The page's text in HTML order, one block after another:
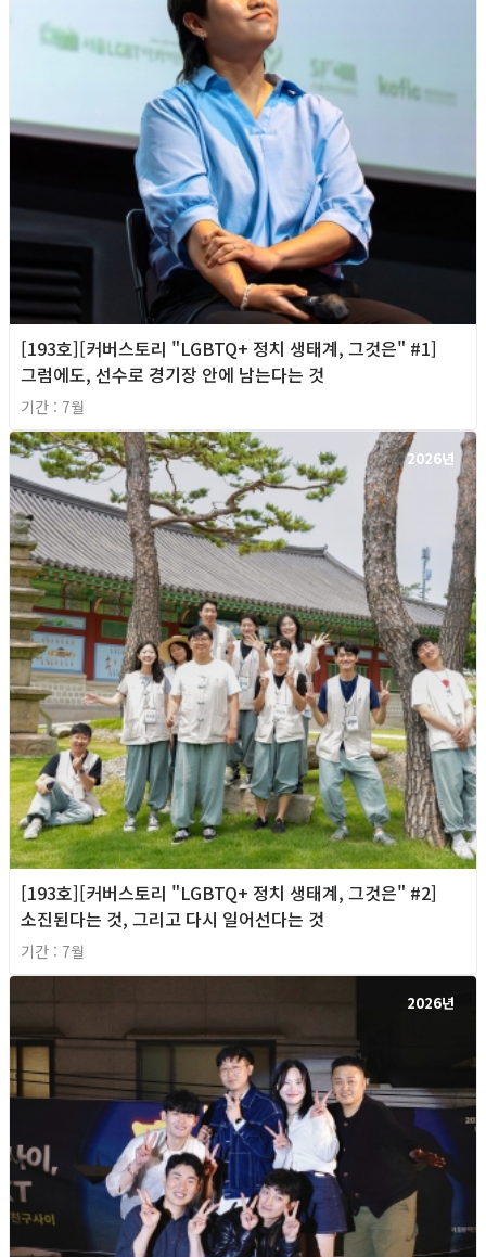
[193호][커버스토리 "LGBTQ+ 정치 생태계, 그것은" #1]
그럼에도, 선수로 경기장 안에 남는다는 것
기간 : 7월
2026년
[193호][커버스토리 "LGBTQ+ 정치 생태계, 그것은" #2]
소진된다는 것, 그리고 다시 일어선다는 것
기간 : 7월
2026년